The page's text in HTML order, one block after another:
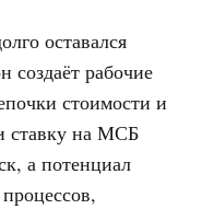
оставался
создаёт рабочие
стоимости и
ставку на МСБ
а потенциал